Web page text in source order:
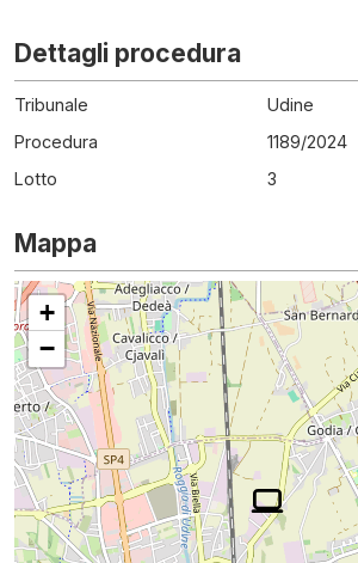
Dettagli procedura
Tribunale
Udine
Procedura
1189/2024
Lotto
3
Mappa
+
−